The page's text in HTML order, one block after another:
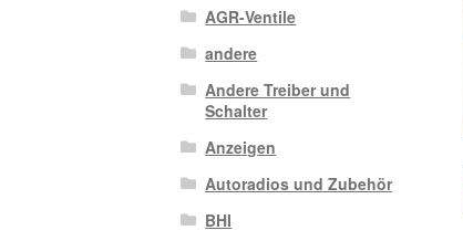
AGR-Ventile
andere
Andere Treiber und
Schalter
Anzeigen
Autoradios und Zubehör
BHI